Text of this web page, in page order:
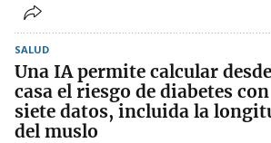
SALUD
Una IA permite calcular desde
casa el riesgo de diabetes con
siete datos, incluida la
del muslo